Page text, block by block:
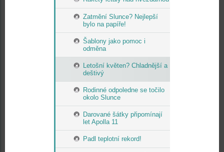
Zatmění Slunce? Nejlepší
bylo na papíře!
Šablony jako pomoc i
odměna
Letošní květen? Chladnější a
deštivý
Rodinné odpoledne se točilo
okolo Slunce
Darované šátky připomínají
let Apolla 11
Padl teplotní rekord!